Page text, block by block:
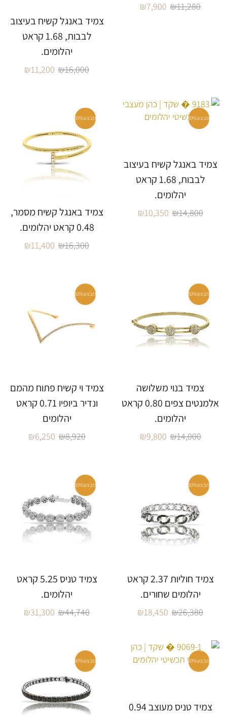
₪11,280
₪7,900
צמיד באנגל קשיח בעיצוב
לבבות, 1.68 קראט
יהלומים.
₪16,000
₪11,200
מבצע30%
צמיד באנגל קשיח בעיצוב
לבבות, 1.68 קראט
יהלומים.
₪14,800
₪10,350
מבצע30%
צמיד באנגל קשיח מסמר,
0.48 קראט יהלומים.
₪16,300
₪11,400
מבצע30%
צמיד בנוי משלושה
אלמנטים צפים 0.80 קראט
יהלומים.
₪14,000
₪9,800
מבצע30%
צמיד וי קשיח פתוח מהמם
ונדיר ביופיו 0.71 קראט
יהלומים
₪8,920
₪6,250
מבצע30%
צמיד חוליות 2.37 קראט
יהלומים שחורים.
₪26,380
₪18,450
מבצע30%
צמיד טניס 5.25 קראט
יהלומים.
₪44,740
₪31,300
מבצע30%
צמיד טניס מעוצב 0.94
מבצע30%